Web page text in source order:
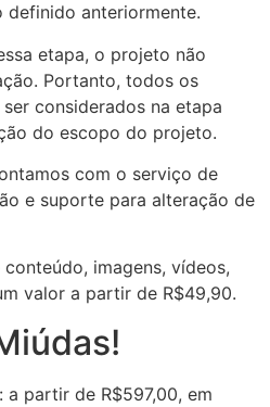
anteriormente.
etapa, o projeto não
Portanto, todos os
considerados na etapa
do escopo do projeto.
com o serviço de
e suporte para alteração de
imagens, vídeos,
valor a partir de R$49,90.
partir de R$597,00, em